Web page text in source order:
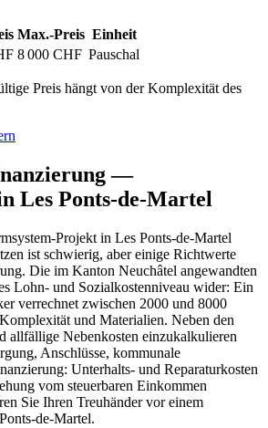
Max.-Preis Einheit
8 000 CHF Pauschal
Preis hängt von der Komplexität des
—
Les Ponts-de-Martel
Projekt in Les Ponts-de-Martel
ist schwierig, aber einige Richtwerte
Die im Kanton Neuchâtel angewandten
Lohn- und Sozialkostenniveau wider: Ein
verrechnet zwischen 2000 und 8000
und Materialien. Neben den
allfällige Nebenkosten einzukalkulieren
Anschlüsse, kommunale
Unterhalts- und Reparaturkosten
vom steuerbaren Einkommen
Sie Ihren Treuhänder vor einem
de-Martel.